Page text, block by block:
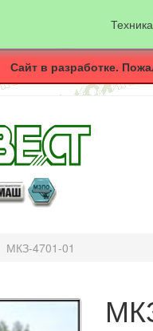
Техника
Сайт в разработке.
МКЗ-4701-01